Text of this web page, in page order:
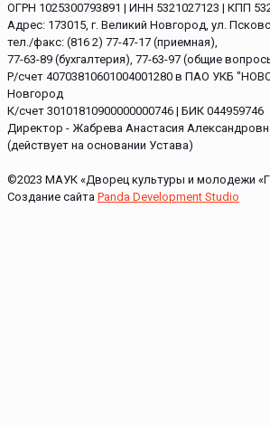
ОГРН 1025300793891 | ИНН 5321027123 | КПП
Адрес: 173015, г. Великий Новгород, ул.
тел./факс: (816 2) 77-47-17 (приемная),
77-63-89 (бухгалтерия), 77-63-97 (общие
Р/счет 40703810601004001280 в ПАО УКБ
Новгород
К/счет 30101810900000000746 | БИК 044959746
Директор - Жабрева Анастасия
(действует на основании Устава)
©2023 МАУК «Дворец культуры и молодежи
Создание сайта Panda Development Studio